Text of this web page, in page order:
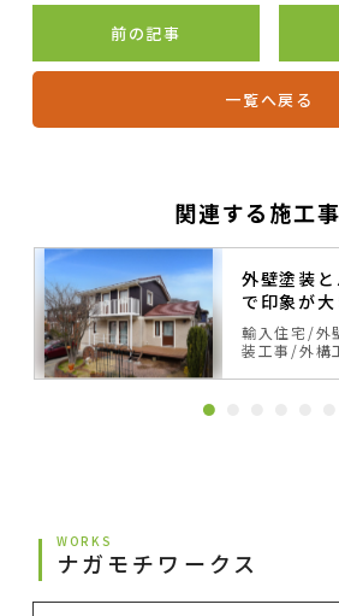
前の記事
一覧へ戻る
関連する施工
外壁塗装
で印象が
ウェーデ
輸入住宅 外
装工事 外構
ジュ・ブラ
WORKS
ナガモチワークス